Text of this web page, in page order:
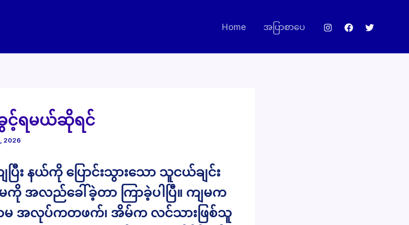
Home အပြာစာပေ
ရမယ်ဆိုရင်
2026
ြီး နယ်ကို ပြောင်းသွားသော သူငယ်ချင်း
ကို အလည်ခေါ်ခဲ့တာ ကြာခဲ့ပါပြီ။ ကျမက
ာမ အလုပ်ကတဖက်၊ အိမ်က လင်သားဖြစ်သူ